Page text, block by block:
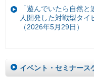
「遊んでいたら自然
人開発した対戦型タイ
（2026年5月29日）
イベント・セミナース